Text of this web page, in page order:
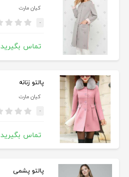
کیان مارت
-
تماس بگیرید
پالتو زنانه
کیان مارت
-
تماس بگیرید
پالتو پشمی